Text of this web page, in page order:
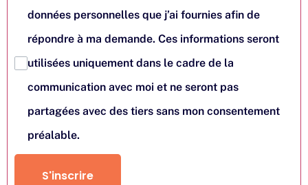
données personnelles que j’ai fournies afin de
répondre à ma demande. Ces informations seront
utilisées uniquement dans le cadre de la
communication avec moi et ne seront pas
partagées avec des tiers sans mon consentement
préalable.
S'inscrire